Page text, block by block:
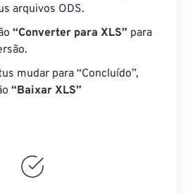
arquivos ODS.
“Converter para XLS” para
mudar para “Concluído”,
“Baixar XLS”